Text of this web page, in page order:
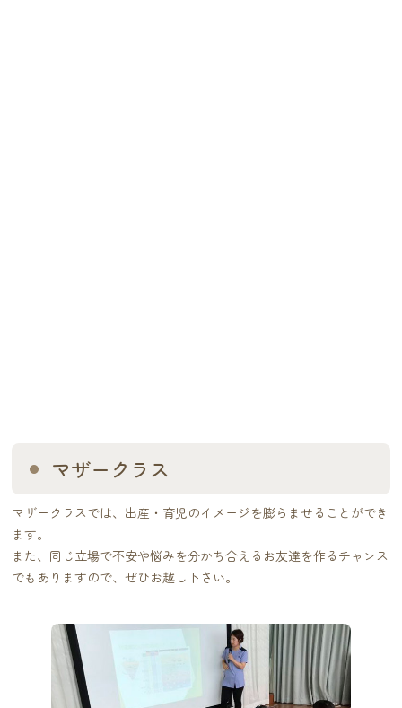
マザークラス
マザークラスでは、出産・育児のイメージを膨らませることができ
ます。
また、同じ立場で不安や悩みを分かち合えるお友達を作るチャンス
でもありますので、ぜひお越し下さい。